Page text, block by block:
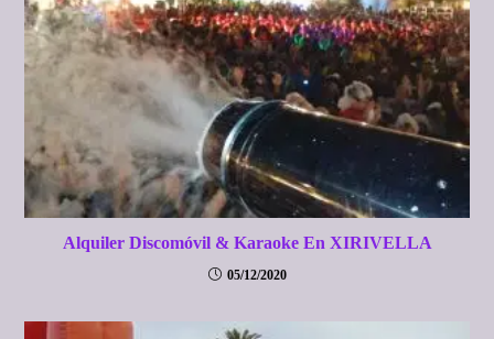
Alquiler Discomóvil & Karaoke En XIRIVELLA
05/12/2020